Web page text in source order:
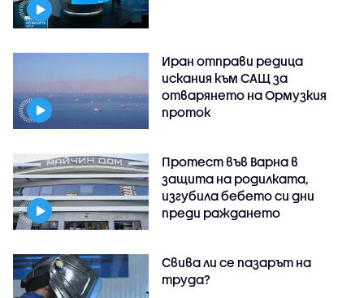
Иран отправи редица
искания към САЩ за
отварянето на Ормузкия
проток
Протест във Варна в
защита на родилката,
изгубила бебето си дни
преди раждането
Свива ли се пазарът на
труда?